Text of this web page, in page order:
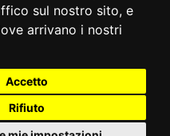
sul nostro sito, e
arrivano i nostri
Accetto
Rifiuto
riproduzione anche parziali. Prezzi e
errori o omissioni